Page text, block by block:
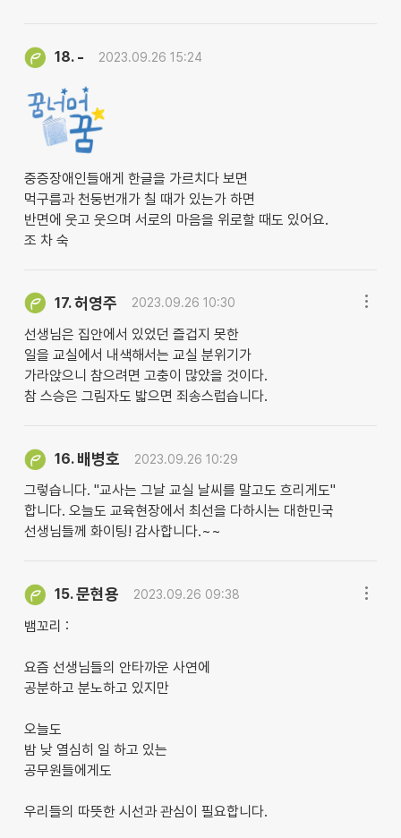
18. - 2023.09.26 15:24
중증장애인들애게 한글을 가르치다 보면
먹구름과 천둥번개가 칠 때가 있는가 하면
반면에 웃고 웃으며 서로의 마음을 위로할 때도 있어요.
조 차 숙
17.허영주 2023.09.26 10:30
선생님은 집안에서 있었던 즐겁지 못한
일을 교실에서 내색해서는 교실 분위기가
가라앉으니 참으려면 고충이 많았을 것이다.
참 스승은 그림자도 밟으면 죄송스럽습니다.
16. 배병호 2023.09.26 10:29
그렇습니다. "교사는 그날 교실 날씨를 말고도 흐리게도"
합니다. 오늘도 교육현장에서 최선을 다하시는 대한민국
선생님들께 화이팅! 감사합니다.~~
15.문현용 2023.09.26 09:38
뱀꼬리 :
요즘 선생님들의 안타까운 사연에
공분하고 분노하고 있지만
오늘도
밤 낮 열심히 일 하고 있는
공무원들에게도
우리들의 따뜻한 시선과 관심이 필요합니다.